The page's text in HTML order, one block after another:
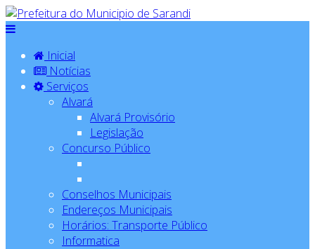
Inicial
Notícias
Serviços
Alvará
Alvará Provisório
Legislação
Concurso Público
Conselhos Municipais
Endereços Municipais
Horários: Transporte Público
Informatica